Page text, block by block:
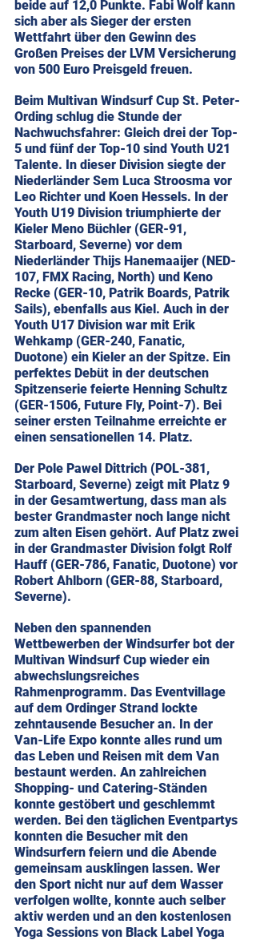
beide auf 12,0 Punkte. Fabi Wolf kann
sich aber als Sieger der ersten
Wettfahrt über den Gewinn des
Großen Preises der LVM Versicherung
von 500 Euro Preisgeld freuen.
Beim Multivan Windsurf Cup St. Peter-
Ording schlug die Stunde der
Nachwuchsfahrer: Gleich drei der Top-
5 und fünf der Top-10 sind Youth U21
Talente. In dieser Division siegte der
Niederländer Sem Luca Stroosma vor
Leo Richter und Koen Hessels. In der
Youth U19 Division triumphierte der
Kieler Meno Büchler (GER-91,
Starboard, Severne) vor dem
Niederländer Thijs Hanemaaijer (NED-
107, FMX Racing, North) und Keno
Recke (GER-10, Patrik Boards, Patrik
Sails), ebenfalls aus Kiel. Auch in der
Youth U17 Division war mit Erik
Wehkamp (GER-240, Fanatic,
Duotone) ein Kieler an der Spitze. Ein
perfektes Debüt in der deutschen
Spitzenserie feierte Henning Schultz
(GER-1506, Future Fly, Point-7). Bei
seiner ersten Teilnahme erreichte er
einen sensationellen 14. Platz.
Der Pole Pawel Dittrich (POL-381,
Starboard, Severne) zeigt mit Platz 9
in der Gesamtwertung, dass man als
bester Grandmaster noch lange nicht
zum alten Eisen gehört. Auf Platz zwei
in der Grandmaster Division folgt Rolf
Hauff (GER-786, Fanatic, Duotone) vor
Robert Ahlborn (GER-88, Starboard,
Severne).
Neben den spannenden
Wettbewerben der Windsurfer bot der
Multivan Windsurf Cup wieder ein
abwechslungsreiches
Rahmenprogramm. Das Eventvillage
auf dem Ordinger Strand lockte
zehntausende Besucher an. In der
Van-Life Expo konnte alles rund um
das Leben und Reisen mit dem Van
bestaunt werden. An zahlreichen
Shopping- und Catering-Ständen
konnte gestöbert und geschlemmt
werden. Bei den täglichen Eventpartys
konnten die Besucher mit den
Windsurfern feiern und die Abende
gemeinsam ausklingen lassen. Wer
den Sport nicht nur auf dem Wasser
verfolgen wollte, konnte auch selber
aktiv werden und an den kostenlosen
Yoga Sessions von Black Label Yoga